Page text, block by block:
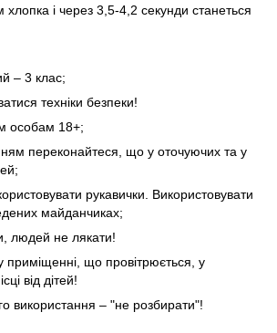
хлопка і через 3,5-4,2 секунди станеться
– 3 клас;
техніки безпеки!
особам 18+;
переконайтеся, що у оточуючих та у
рукавички. Використовувати
майданчиках;
людей не лякати!
приміщенні, що провітрюється, у
від дітей!
використання – "не розбирати"!